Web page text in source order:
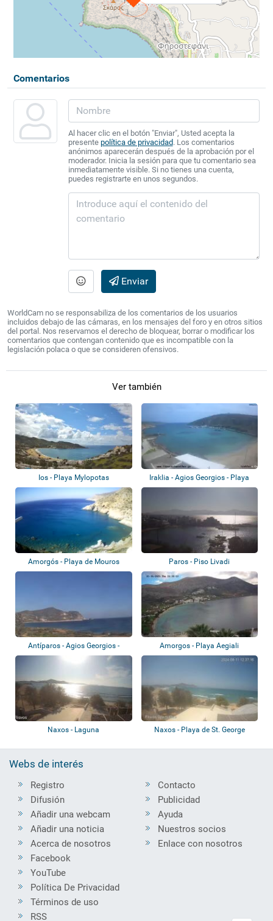
Comentarios
Al hacer clic en el botón "Enviar", Usted acepta la
presente política de privacidad. Los comentarios
anónimos aparecerán después de la aprobación por el
moderador. Inicia la sesión para que tu comentario sea
inmediatamente visible. Si no tienes una cuenta,
puedes registrarte en unos segundos.
Enviar
WorldCam no se responsabiliza de los comentarios de los usuarios
incluidos debajo de las cámaras, en los mensajes del foro y en otros sitios
del portal. Nos reservamos el derecho de bloquear, borrar o modificar los
comentarios que contengan contenido que es incompatible con la
legislación polaca o que se consideren ofensivos.
Ver también
Ios - Playa Mylopotas Iraklia - Agios Georgios - Playa
Amorgós - Playa de Mouros Paros - Piso Livadi
Antíparos - Agios Georgios -
Kameo Hotel
Amorgos - Playa Aegiali
Naxos - Laguna Naxos - Playa de St. George
Webs de interés
Registro
Difusión
Añadir una webcam
Añadir una noticia
Acerca de nosotros
Contacto
Publicidad
Ayuda
Nuestros socios
Enlace con nosotros
Facebook
YouTube
Política De Privacidad
Términos de uso
RSS